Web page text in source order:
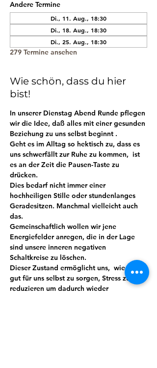
Andere Termine
Di., 11. Aug., 18:30
Di., 18. Aug., 18:30
Di., 25. Aug., 18:30
279 Termine ansehen
Wie schön, dass du hier
bist!
In unserer Dienstag Abend Runde pflegen
wir die Idee, daß alles mit einer gesunden
Beziehung zu uns selbst beginnt .
Geht es im Alltag so hektisch zu, dass es
uns schwerfällt zur Ruhe zu kommen,  ist
es an der Zeit die Pausen-Taste zu
drücken.
Dies bedarf nicht immer einer
hochheiligen Stille oder stundenlanges
Geradesitzen. Manchmal vielleicht auch
das.
Gemeinschaftlich wollen wir jene
Energiefelder anregen, die in der Lage
sind unsere inneren negativen
Schaltkreise zu löschen.
Dieser Zustand ermöglicht uns,  wieder
gut für uns selbst zu sorgen, Stress zu
reduzieren um dadurch wieder